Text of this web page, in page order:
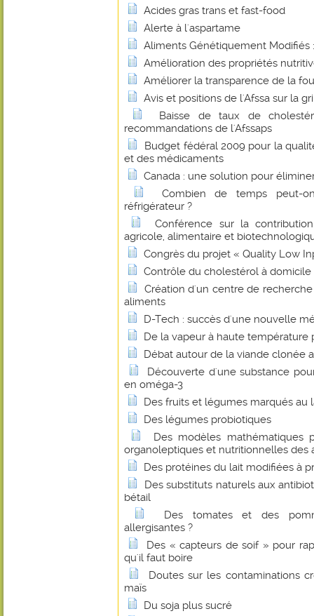
Acides gras trans et fast-food
Alerte à l'aspartame
Aliments Génétiquement Modifiés
Amélioration des propriétés
Améliorer la transparence de la
Avis et positions de l'Afssa sur la
Baisse de taux de
recommandations de l'Afssaps
Budget fédéral 2009 pour la
et des médicaments
Canada : une solution pour
Combien de temps peut-
réfrigérateur ?
Conférence sur la
agricole, alimentaire et
Congrès du projet « Quality Low
Contrôle du cholestérol à domicile
Création d'un centre de
aliments
D-Tech : succès d'une nouvelle
De la vapeur à haute température
Débat autour de la viande clonée
Découverte d'une substance
en oméga-3
Des fruits et légumes marqués au
Des légumes probiotiques
Des modèles mathématiques
organoleptiques et nutritionnelles des
Des protéines du lait modifiées à
Des substituts naturels aux
bétail
Des tomates et des
allergisantes ?
Des « capteurs de soif » pour
qu'il faut boire
Doutes sur les contaminations
maïs
Du soja plus sucré